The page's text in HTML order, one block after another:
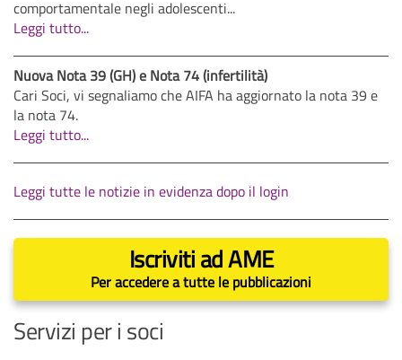
comportamentale negli adolescenti...
Leggi tutto...
Nuova Nota 39 (GH) e Nota 74 (infertilità)
Cari Soci, vi segnaliamo che AIFA ha aggiornato la nota 39 e
la nota 74.
Leggi tutto...
Leggi tutte le notizie in evidenza dopo il login
Iscriviti ad AME
Per accedere a tutte le pubblicazioni
Servizi per i soci